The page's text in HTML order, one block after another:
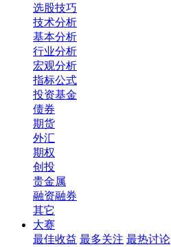
选股技巧
技术分析
基本分析
行业分析
宏观分析
指标公式
投资基金
债券
期货
外汇
期权
创投
贵金属
融资融券
其它
大赛
最佳收益 最多关注 最热讨论